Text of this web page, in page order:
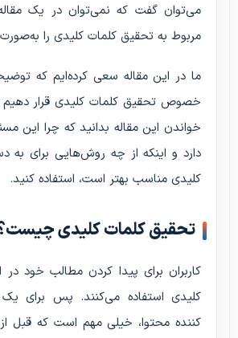
می‌توان گفت که نمی‌توان در یک
مربوط به تحقیق کلمات کلیدی را به‌صورت
ما در این مقاله سعی کرده‌ایم که
خصوص تحقیق کلمات کلیدی قرار دهیم
خواندن این مقاله بدانید که چرا این
دارد و اینکه از چه روش‌هایی برای به
کلیدی مناسب بهتر است، استفاده کنید.
تحقیق کلمات کلیدی
کاربران برای پیدا کردن مطالب خود در
کلیدی استفاده می‌کنند. پس برای یک
کننده محتوا، خیلی مهم است که قبل